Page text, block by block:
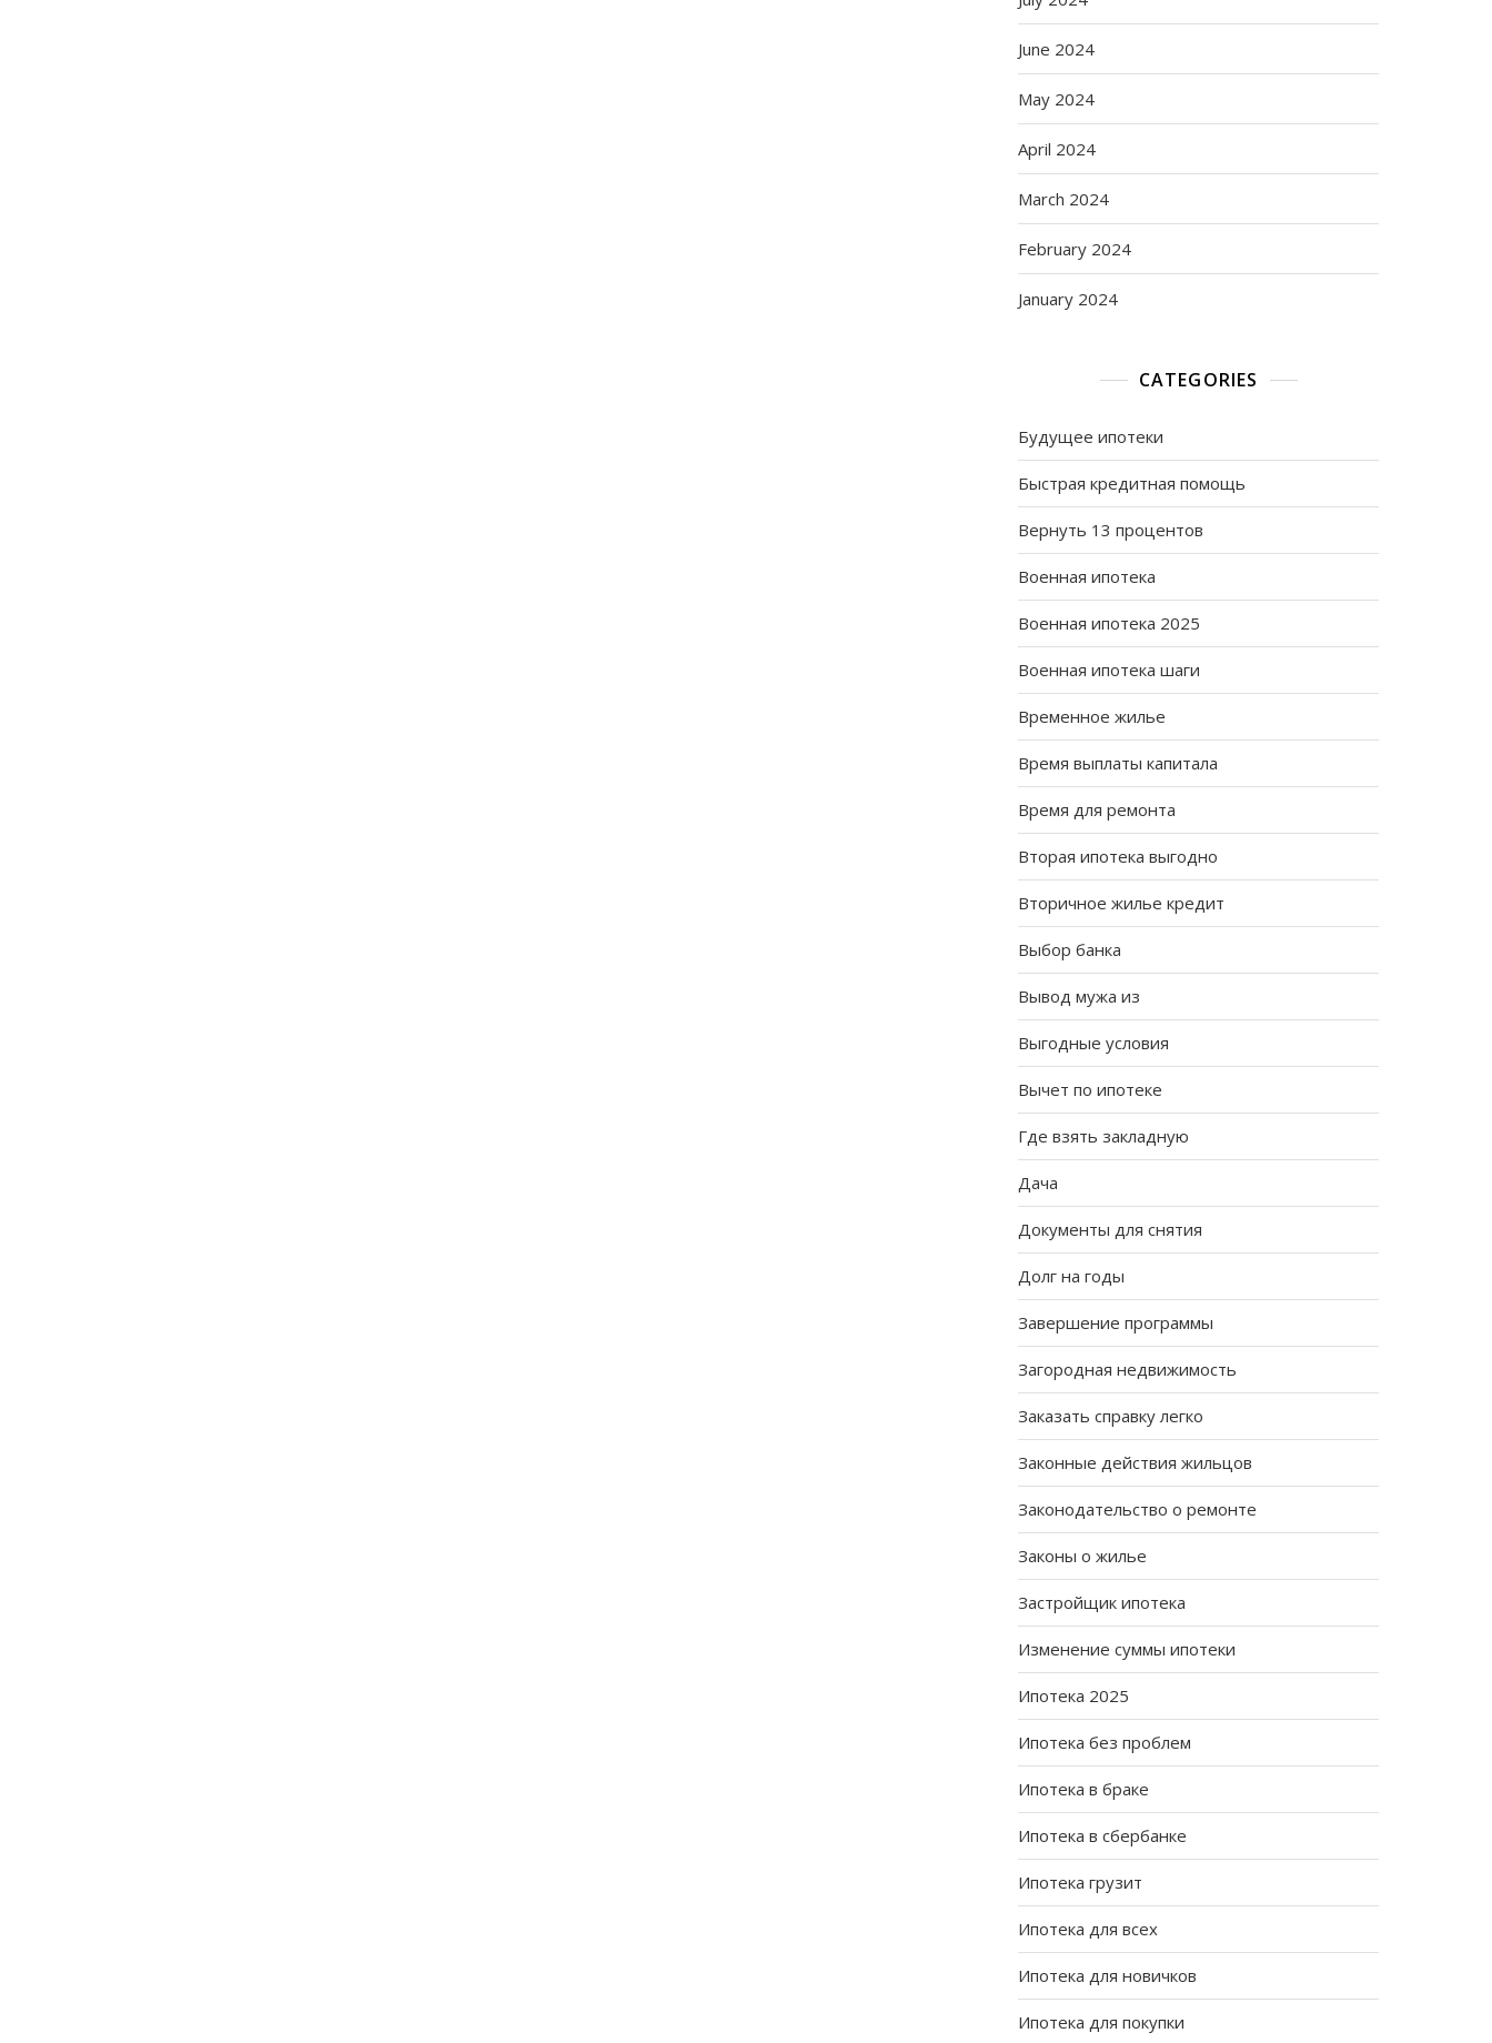
June 2024
May 2024
April 2024
March 2024
February 2024
January 2024
CATEGORIES
Будущее ипотеки
Быстрая кредитная помощь
Вернуть 13 процентов
Военная ипотека
Военная ипотека 2025
Военная ипотека шаги
Временное жилье
Время выплаты капитала
Время для ремонта
Вторая ипотека выгодно
Вторичное жилье кредит
Выбор банка
Вывод мужа из
Выгодные условия
Вычет по ипотеке
Где взять закладную
Дача
Документы для снятия
Долг на годы
Завершение программы
Загородная недвижимость
Заказать справку легко
Законные действия жильцов
Законодательство о ремонте
Законы о жилье
Застройщик ипотека
Изменение суммы ипотеки
Ипотека 2025
Ипотека без проблем
Ипотека в браке
Ипотека в сбербанке
Ипотека грузит
Ипотека для всех
Ипотека для новичков
Ипотека для покупки